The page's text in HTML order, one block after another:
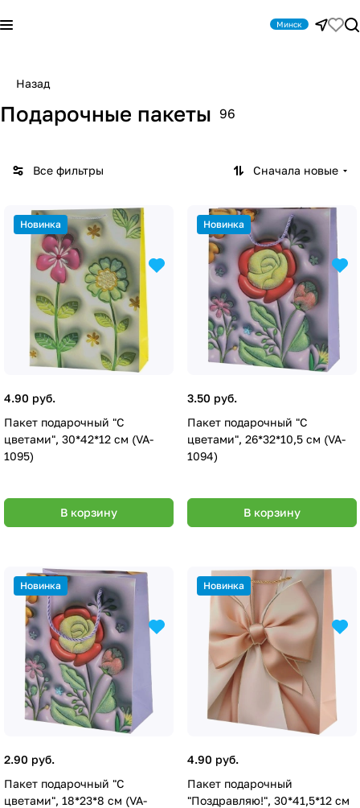
Минск
Назад
Подарочные пакеты 96
Все фильтры Сначала новые
Новинка
4.90 руб.
Пакет подарочный "С
цветами", 30*42*12 см (VA-
1095)
В корзину
Новинка
3.50 руб.
Пакет подарочный "С
цветами", 26*32*10,5 см (VA-
1094)
В корзину
Новинка
2.90 руб.
Пакет подарочный "С
цветами", 18*23*8 см (VA-
Новинка
4.90 руб.
Пакет подарочный
"Поздравляю!", 30*41,5*12 см